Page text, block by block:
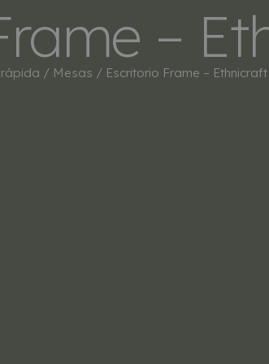
–
/ Mesas / Escritorio Frame – Ethnicraft